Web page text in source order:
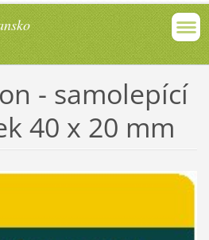
- samolepící
40 x 20 mm